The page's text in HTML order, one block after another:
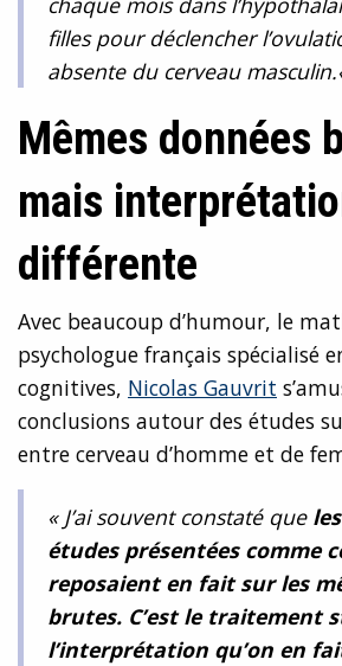
filles pour déclencher
absente du cerveau masculin.
Mêmes données
mais
différente
Avec beaucoup d’humour, le
psychologue français spécialisé
cognitives, Nicolas Gauvrit
conclusions autour des études
entre cerveau d’homme et de
« J’ai souvent constaté que
études présentées comme
reposaient en fait sur les
brutes. C’est le traitement
l’interprétation qu’on en